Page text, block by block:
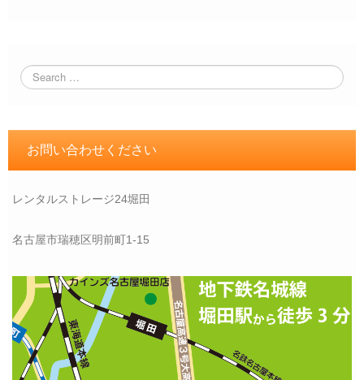
お問い合わせください
レンタルストレージ24堀田
名古屋市瑞穂区明前町1-15